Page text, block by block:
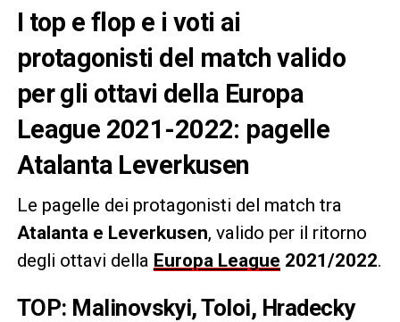
I top e flop e i voti ai
protagonisti del match valido
per gli ottavi della Europa
League 2021-2022: pagelle
Atalanta Leverkusen
Le pagelle dei protagonisti del match tra
Atalanta e Leverkusen, valido per il ritorno
degli ottavi della Europa League 2021/2022.
TOP: Malinovskyi, Toloi, Hradecky